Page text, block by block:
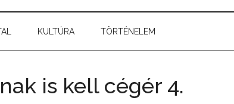
KULTÚRA TÖRTÉNELEM
is kell cégér 4.